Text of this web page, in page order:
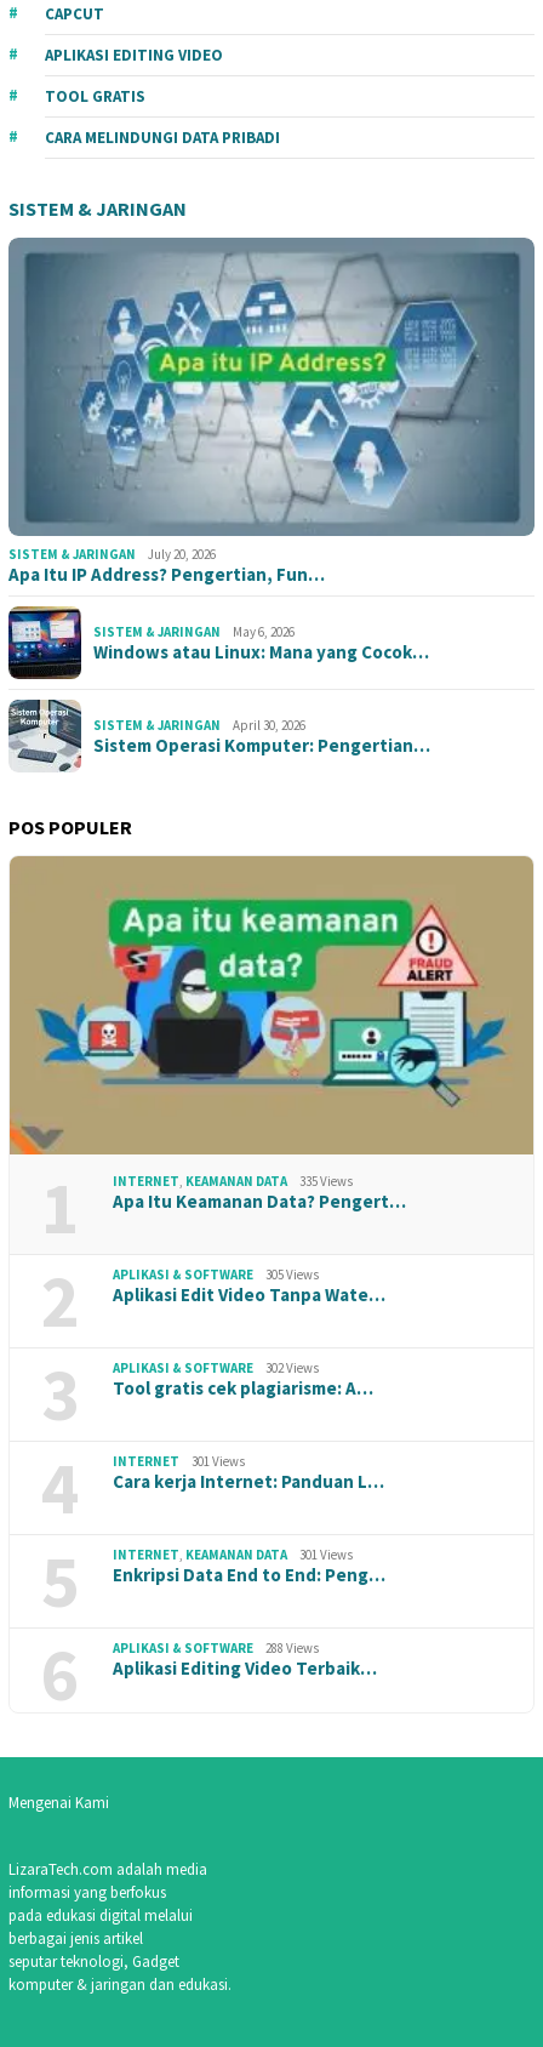
CAPCUT
APLIKASI EDITING VIDEO
TOOL GRATIS
CARA MELINDUNGI DATA PRIBADI
SISTEM & JARINGAN
SISTEM & JARINGAN July 20, 2026
Apa Itu IP Address? Pengertian, Fun…
SISTEM & JARINGAN May 6, 2026
Windows atau Linux: Mana yang Cocok…
SISTEM & JARINGAN April 30, 2026
Sistem Operasi Komputer: Pengertian…
POS POPULER
1 INTERNET, KEAMANAN DATA 335 Views
Apa Itu Keamanan Data? Pengert…
2 APLIKASI & SOFTWARE 305 Views
Aplikasi Edit Video Tanpa Wate…
3 APLIKASI & SOFTWARE 302 Views
Tool gratis cek plagiarisme: A…
4 INTERNET 301 Views
Cara kerja Internet: Panduan L…
5 INTERNET, KEAMANAN DATA 301 Views
Enkripsi Data End to End: Peng…
6 APLIKASI & SOFTWARE 288 Views
Aplikasi Editing Video Terbaik…
Mengenai Kami
LizaraTech.com adalah media
informasi yang berfokus
pada edukasi digital melalui
berbagai jenis artikel
seputar teknologi, Gadget
komputer & jaringan dan edukasi.